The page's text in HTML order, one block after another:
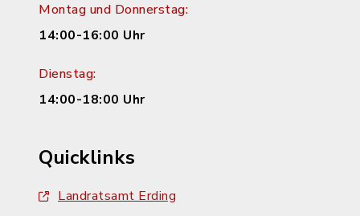
Montag und Donnerstag:
14:00-16:00 Uhr
Dienstag:
14:00-18:00 Uhr
Quicklinks
Landratsamt Erding